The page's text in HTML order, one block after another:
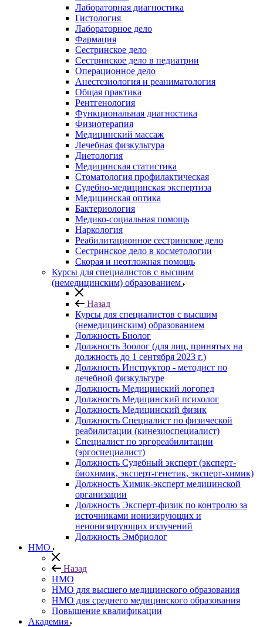
Лабораторная диагностика
Гистология
Лабораторное дело
Фармация
Сестринское дело
Сестринское дело в педиатрии
Операционное дело
Анестезиология и реаниматология
Общая практика
Рентгенология
Функциональная диагностика
Физиотерапия
Медицинский массаж
Лечебная физкультура
Диетология
Медицинская статистика
Стоматология профилактическая
Судебно-медицинская экспертиза
Медицинская оптика
Бактериология
Медико-социальная помощь
Наркология
Реабилитационное сестринское дело
Сестринское дело в косметологии
Скорая и неотложная помощь
Курсы для специалистов с высшим
(немедицинским) образованием
Назад
Курсы для специалистов с высшим
(немедицинским) образованием
Должность Биолог
Должность Зоолог (для лиц, принятых на
должность до 1 сентября 2023 г.)
Должность Инструктор - методист по
лечебной физкультуре
Должность Медицинский логопед
Должность Медицинский психолог
Должность Медицинский физик
Должность Специалист по физической
реабилитации (кинезиоспециалист)
Специалист по эргореабилитации
(эргоспециалист)
Должность Судебный эксперт (эксперт-
биохимик, эксперт-генетик, эксперт-химик)
Должность Химик-эксперт медицинской
организации
Должность Эксперт-физик по контролю за
источниками ионизирующих и
неионизирующих излучений
Должность Эмбриолог
НМО
Назад
НМО
НМО для высшего медицинского образования
НМО для среднего медицинского образования
Повышение квалификации
Академия